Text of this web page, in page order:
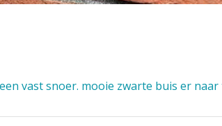
vast snoer. mooie zwarte buis er naar